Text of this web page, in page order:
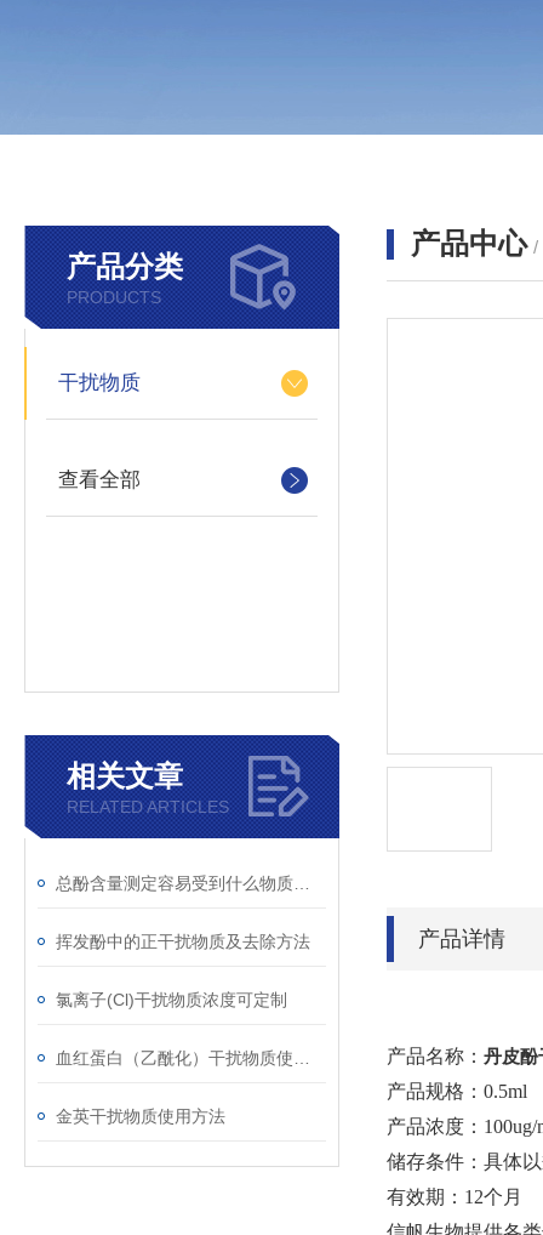
产品分类
PRODUCTS
干扰物质
查看全部
相关文章
RELATED ARTICLES
挥发酚中的正干扰物质及去除方法
氯离子(Cl)干扰物质浓度可定制
金英干扰物质使用方法
产品中心 /
产品详情
产品名称： 丹皮酚
产品规格： 0.5ml
产品浓度： 100ug/
储存条件：具体
有效期： 12个月